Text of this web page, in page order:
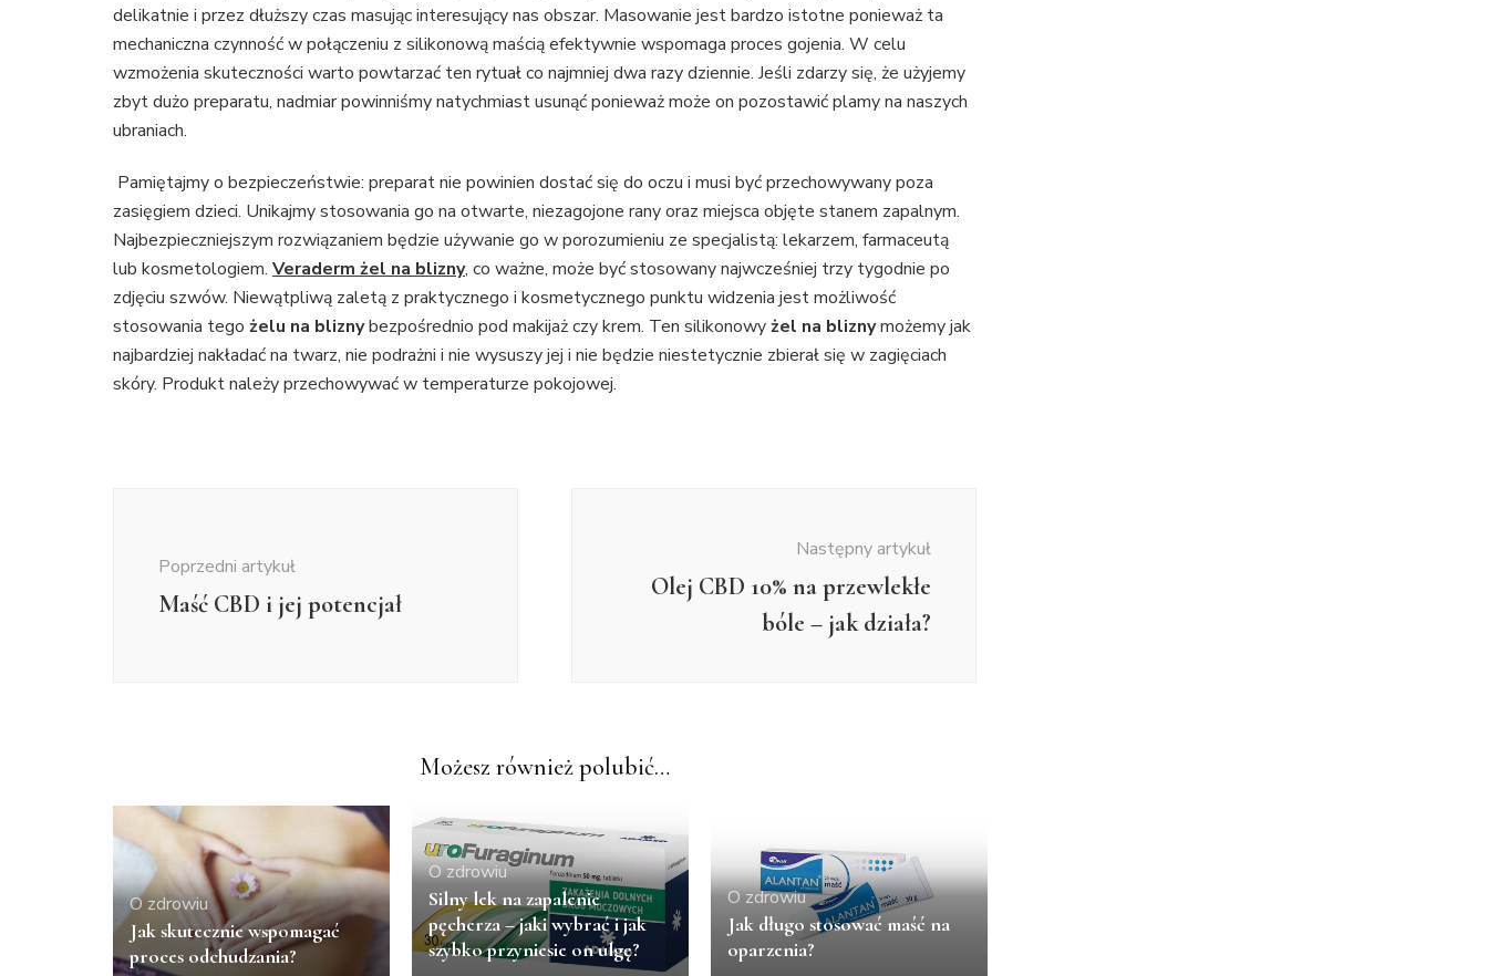
delikatnie i przez dłuższy czas masując interesujący nas obszar. Masowanie jest bardzo istotne ponieważ ta
mechaniczna czynność w połączeniu z silikonową maścią efektywnie wspomaga proces gojenia. W celu
wzmożenia skuteczności warto powtarzać ten rytuał co najmniej dwa razy dziennie. Jeśli zdarzy się, że użyjemy
zbyt dużo preparatu, nadmiar powinniśmy natychmiast usunąć ponieważ może on pozostawić plamy na naszych
ubraniach.
Pamiętajmy o bezpieczeństwie: preparat nie powinien dostać się do oczu i musi być przechowywany poza
zasięgiem dzieci. Unikajmy stosowania go na otwarte, niezagojone rany oraz miejsca objęte stanem zapalnym.
Najbezpieczniejszym rozwiązaniem będzie używanie go w porozumieniu ze specjalistą: lekarzem, farmaceutą
lub kosmetologiem. Veraderm żel na blizny, co ważne, może być stosowany najwcześniej trzy tygodnie po
zdjęciu szwów. Niewątpliwą zaletą z praktycznego i kosmetycznego punktu widzenia jest możliwość
stosowania tego żelu na bliznybezpośrednio pod makijaż czy krem. Ten silikonowyżel na bliznymożemy jak
najbardziej nakładać na twarz, nie podrażni i nie wysuszy jej i nie będzie niestetycznie zbierał się w zagięciach
skóry. Produkt należy przechowywać w temperaturze pokojowej.
Poprzedni artykuł
Maść CBD i jej potencjał
Następny artykuł
Olej CBD 10% na przewlekłe
bóle – jak działa?
Możesz również polubić…
O zdrowiu
Jak skutecznie wspomagać
proces odchudzania?
O zdrowiu
Silny lek na zapalenie
pęcherza – jaki wybrać i jak
szybko przyniesie on ulgę?
O zdrowiu
Jak długo stosować maść na
oparzenia?